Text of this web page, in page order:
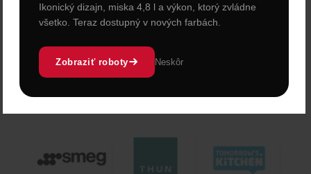
Ikonický dizajn, miska 4,8 l a výkon, ktorý zvládne
všetko. Teraz dostupný v nových farbách.
Zobraziť roboty Neskôr